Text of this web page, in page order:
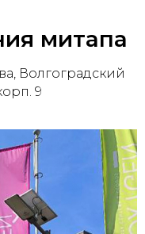
митапа
Волгоградский
9